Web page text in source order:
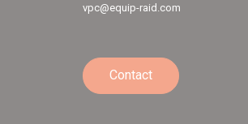
vpc@equip-raid.com
Contact